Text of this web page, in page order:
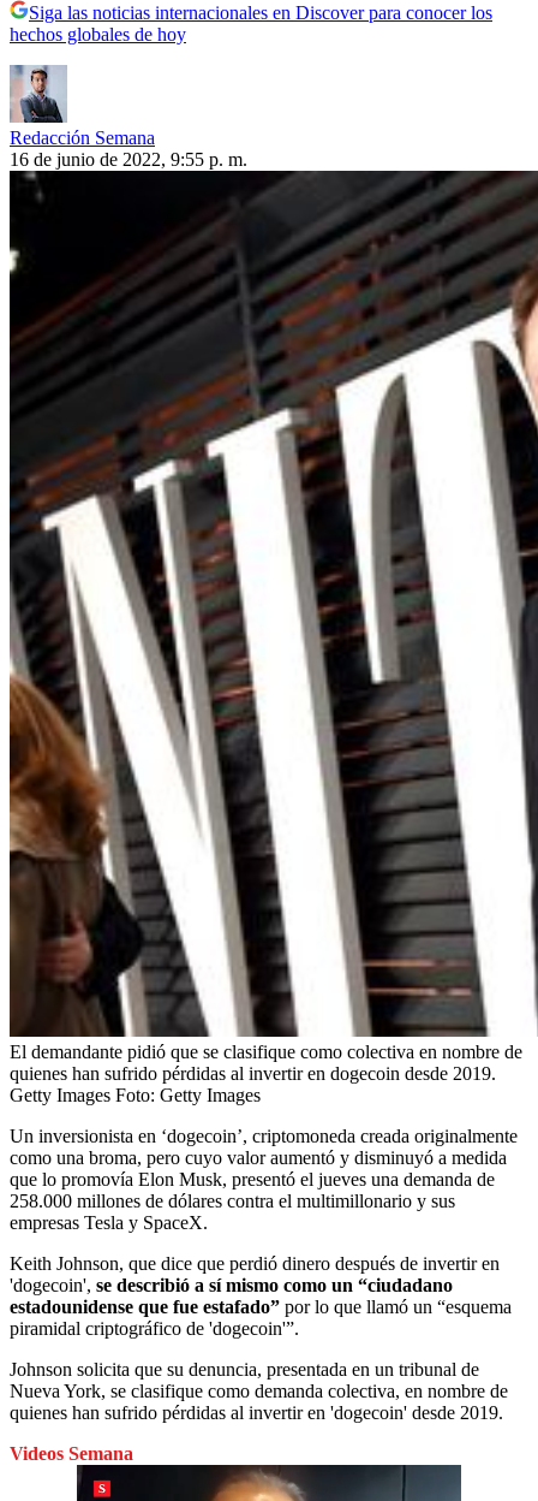
Siga las noticias internacionales en Discover para conocer los
hechos globales de hoy
Redacción Semana
16 de junio de 2022, 9:55 p. m.
El demandante pidió que se clasifique como colectiva en nombre de
quienes han sufrido pérdidas al invertir en dogecoin desde 2019.
Getty Images Foto: Getty Images
Un inversionista en ‘dogecoin’, criptomoneda creada originalmente
como una broma, pero cuyo valor aumentó y disminuyó a medida
que lo promovía Elon Musk, presentó el jueves una demanda de
258.000 millones de dólares contra el multimillonario y sus
empresas Tesla y SpaceX.
Keith Johnson, que dice que perdió dinero después de invertir en
'dogecoin', se describió a sí mismo como un “ciudadano
estadounidense que fue estafado” por lo que llamó un “esquema
piramidal criptográfico de 'dogecoin'”.
Johnson solicita que su denuncia, presentada en un tribunal de
Nueva York, se clasifique como demanda colectiva, en nombre de
quienes han sufrido pérdidas al invertir en 'dogecoin' desde 2019.
Videos Semana